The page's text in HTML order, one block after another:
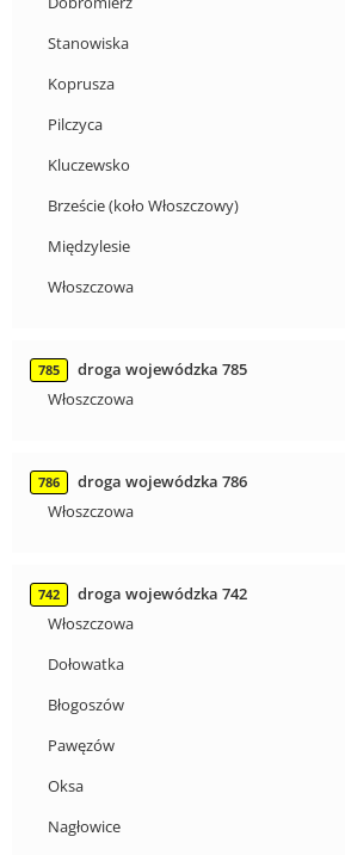
Stanowiska
Koprusza
Pilczyca
Kluczewsko
Brzeście (koło Włoszczowy)
Międzylesie
Włoszczowa
785
droga wojewódzka 785
Włoszczowa
786
droga wojewódzka 786
Włoszczowa
742
droga wojewódzka 742
Włoszczowa
Dołowatka
Błogoszów
Pawęzów
Oksa
Nagłowice